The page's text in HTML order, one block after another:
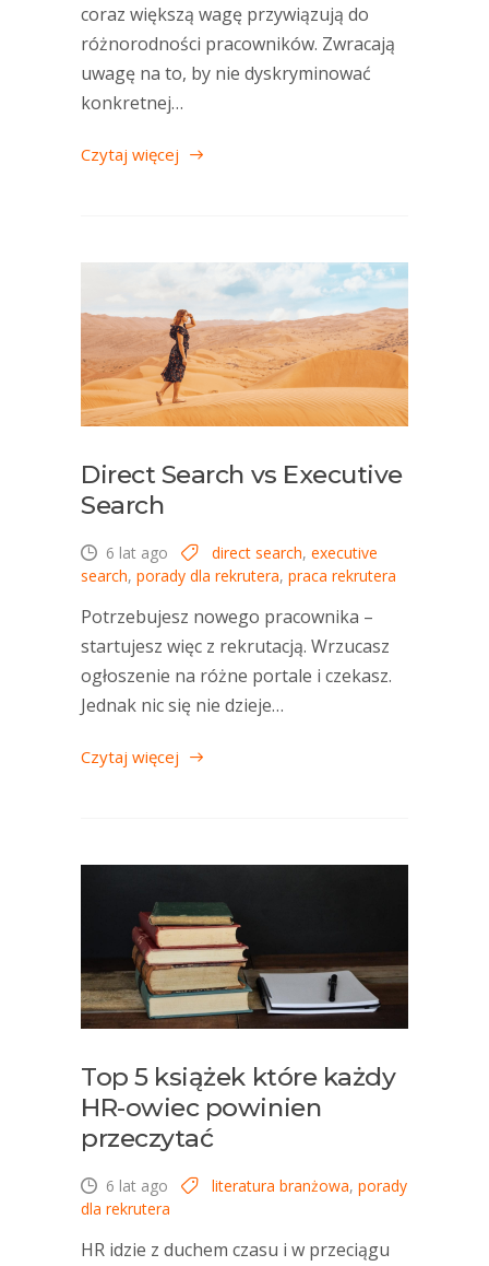
coraz większą wagę przywiązują do
różnorodności pracowników. Zwracają
uwagę na to, by nie dyskryminować
konkretnej…
Czytaj więcej
Direct Search vs Executive
Search
6 lat ago direct search, executive
search, porady dla rekrutera, praca rekrutera
Potrzebujesz nowego pracownika –
startujesz więc z rekrutacją. Wrzucasz
ogłoszenie na różne portale i czekasz.
Jednak nic się nie dzieje…
Czytaj więcej
Top 5 książek które każdy
HR-owiec powinien
przeczytać
6 lat ago literatura branżowa, porady
dla rekrutera
HR idzie z duchem czasu i w przeciągu